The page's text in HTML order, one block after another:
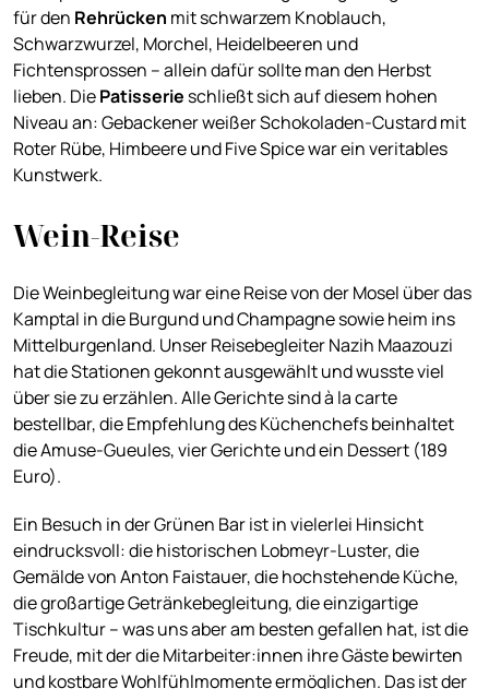
für den Rehrücken mit schwarzem Knoblauch,
Schwarzwurzel, Morchel, Heidelbeeren und
Fichtensprossen – allein dafür sollte man den Herbst
lieben. DiePatisserie schließt sich auf diesem hohen
Niveau an: Gebackener weißer Schokoladen-Custard mit
Roter Rübe, Himbeere und Five Spice war ein veritables
Kunstwerk.
Wein-Reise
Die Weinbegleitung war eine Reise von der Mosel über das
Kamptal in die Burgund und Champagne sowie heim ins
Mittelburgenland. Unser Reisebegleiter Nazih Maazouzi
hat die Stationen gekonnt ausgewählt und wusste viel
über sie zu erzählen. Alle Gerichte sind à la carte
bestellbar, die Empfehlung des Küchenchefs beinhaltet
die Amuse-Gueules, vier Gerichte und ein Dessert (189
Euro).
Ein Besuch in der Grünen Bar ist in vielerlei Hinsicht
eindrucksvoll: die historischen Lobmeyr-Luster, die
Gemälde von Anton Faistauer, die hochstehende Küche,
die großartige Getränkebegleitung, die einzigartige
Tischkultur – was uns aber am besten gefallen hat, ist die
Freude, mit der die Mitarbeiter:innen ihre Gäste bewirten
und kostbare Wohlfühlmomente ermöglichen. Das ist der